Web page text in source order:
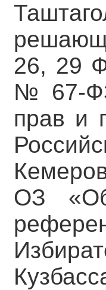
26, 29
№ 67-
прав и
ОЗ «Об